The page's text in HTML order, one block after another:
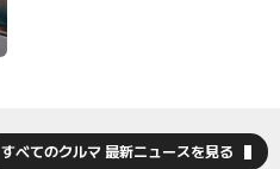
すべてのクルマ 最新ニュースを見る